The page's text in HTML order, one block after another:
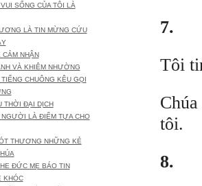
SỐNG CỦA TÔI LÀ
LÀ TIN MỪNG CỨU
CẢM NHẬN
VÀ KHIÊM NHƯỜNG
CHUÔNG KÊU GỌI
THỜI ĐẠI DỊCH
NGƯỜI LÀ ĐIỂM TỰA CHO
THƯƠNG NHỮNG KẺ
ĐỨC MẸ BÁO TIN
KHÓC
7.
Tôi
tôi.
8.